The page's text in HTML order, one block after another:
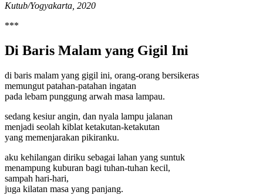
Kutub/Yogyakarta, 2020
***
Di Baris Malam yang Gigil Ini
di baris malam yang gigil ini, orang-orang bersikeras
memungut patahan-patahan ingatan
pada lebam punggung arwah masa lampau.
sedang kesiur angin, dan nyala lampu jalanan
menjadi seolah kiblat ketakutan-ketakutan
yang memenjarakan pikiranku.
aku kehilangan diriku sebagai lahan yang suntuk
menampung kuburan bagi tuhan-tuhan kecil,
sampah hari-hari,
juga kilatan masa yang panjang.